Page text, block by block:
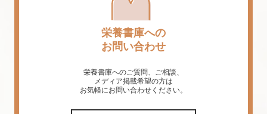
栄養書庫への
お問い合わせ
栄養書庫へのご質問、ご相談、
メディア掲載希望の方は
お気軽にお問い合わせください。